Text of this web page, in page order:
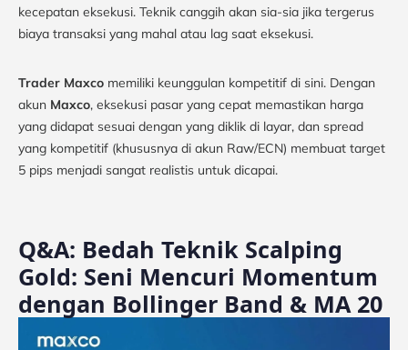
kecepatan eksekusi. Teknik canggih akan sia-sia jika tergerus
biaya transaksi yang mahal atau lag saat eksekusi.
Trader Maxco memiliki keunggulan kompetitif di sini. Dengan
akun Maxco, eksekusi pasar yang cepat memastikan harga
yang didapat sesuai dengan yang diklik di layar, dan spread
yang kompetitif (khususnya di akun Raw/ECN) membuat target
5 pips menjadi sangat realistis untuk dicapai.
Q&A: Bedah Teknik Scalping
Gold: Seni Mencuri Momentum
dengan Bollinger Band & MA 20